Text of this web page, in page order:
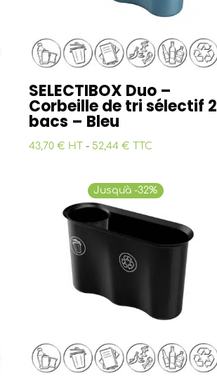
SELECTIBOX Duo –
Corbeille de tri sélectif 2
bacs – Bleu
43,70 € HT - 52,44 € TTC
Jusqu'à -32%